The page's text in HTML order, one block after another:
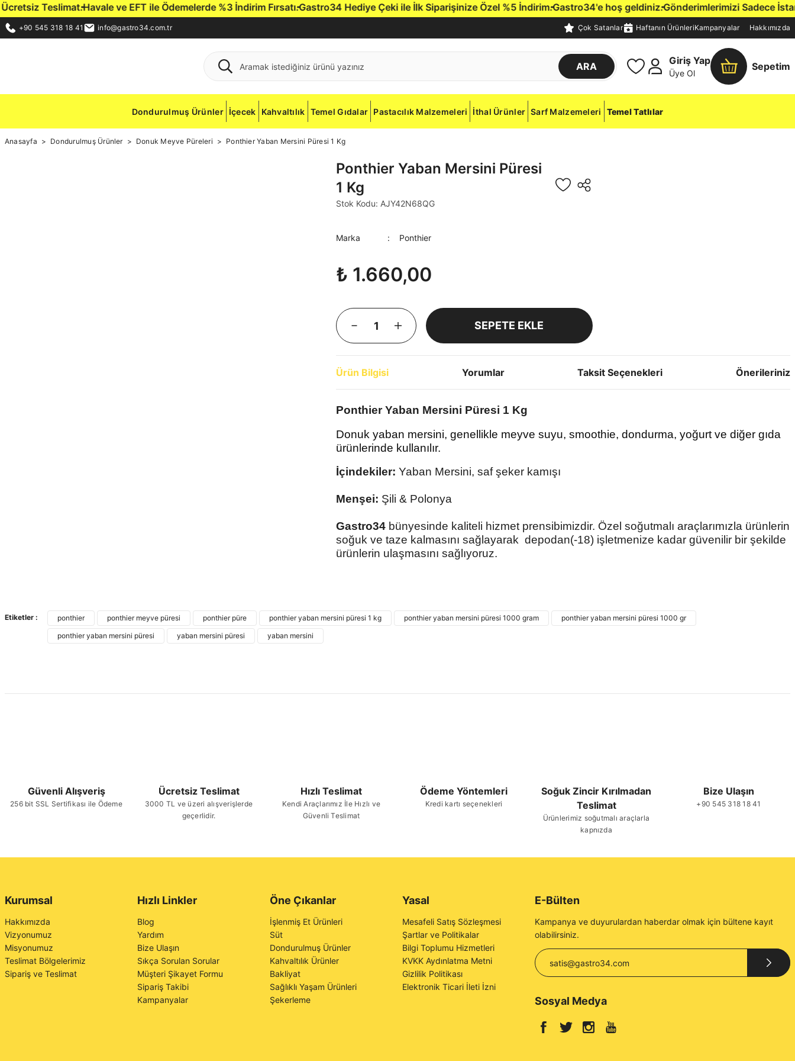
Teslimat.Havale ve EFT ile Ödemelerde %3 İndirim Fırsatı.Gastro34 Hediye Çeki ile İlk Siparişinize Özel %5 İndirim.Gastro34'e hoş geldiniz.Gönderimlerimizi Sadece
+90 545 318 18 41 info@gastro34.com.tr Çok Satanlar Haftanın ÜrünleriKampanyalar Hakkımızda
ARA
Giriş Yap
Üye Ol
Sepetim
Dondurulmuş Ürünler İçecek Kahvaltılık Temel Gıdalar Pastacılık Malzemeleri İthal Ürünler Sarf Malzemeleri Temel Tatlılar
Anasayfa Dondurulmuş Ürünler Donuk Meyve Püreleri Ponthier Yaban Mersini Püresi 1 Kg
Ponthier Yaban Mersini Püresi
1 Kg
Stok Kodu: AJY42N68QG
Marka Ponthier
₺ 1.660,00
SEPETE EKLE
Ürün Bilgisi Yorumlar Taksit Seçenekleri Önerileriniz
Ponthier Yaban Mersini Püresi 1 Kg
Donuk yaban mersini, genellikle meyve suyu, smoothie, dondurma, yoğurt ve diğer gıda
ürünlerinde kullanılır.
İçindekiler: Yaban Mersini, saf şeker kamışı
Menşei: Şili & Polonya
Gastro34 bünyesinde kaliteli hizmet prensibimizdir. Özel soğutmalı araçlarımızla ürünlerin
soğuk ve taze kalmasını sağlayarak depodan(-18) işletmenize kadar güvenilir bir şekilde
ürünlerin ulaşmasını sağlıyoruz.
Ürün fiyatı diğer sitelerden daha pahalı.
Gönder
Etiketler : ponthier ponthier meyve püresi ponthier püre ponthier yaban mersini püresi 1 kg ponthier yaban mersini püresi 1000 gram
ponthier yaban mersini püresi 1000 gr
ponthier yaban mersini püresi
yaban mersini püresi yaban mersini
Güvenli Alışveriş
256 bit SSL Sertifikası ile Ödeme
Ücretsiz Teslimat
3000 TL ve üzeri alışverişlerde
geçerlidir.
Hızlı Teslimat
Kendi Araçlarımız İle Hızlı ve
Güvenli Teslimat
Ödeme Yöntemleri
Kredi kartı seçenekleri
Soğuk Zincir Kırılmadan
Teslimat
Ürünlerimiz soğutmalı araçlarla
kapnızda
Bize Ulaşın
+90 545 318 18 41
Kurumsal
Hakkımızda
Vizyonumuz
Misyonumuz
Teslimat Bölgelerimiz
Sipariş ve Teslimat
Hızlı Linkler
Blog
Yardım
Bize Ulaşın
Sıkça Sorulan Sorular
Müşteri Şikayet Formu
Sipariş Takibi
Kampanyalar
Öne Çıkanlar
İşlenmiş Et Ürünleri
Süt
Dondurulmuş Ürünler
Kahvaltılık Ürünler
Bakliyat
Sağlıklı Yaşam Ürünleri
Şekerleme
Yasal
Mesafeli Satış Sözleşmesi
Şartlar ve Politikalar
Bilgi Toplumu Hizmetleri
KVKK Aydınlatma Metni
Gizlilik Politikası
Elektronik Ticari İleti İzni
E-Bülten
Kampanya ve duyurulardan haberdar olmak için bültene kayıt
olabilirsiniz.
Sosyal Medya